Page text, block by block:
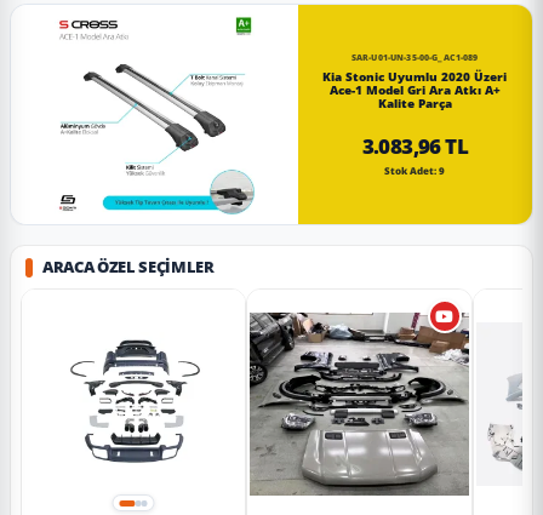
SAR-U01-UN-35-00-G_AC1-089
Kia Stonic Uyumlu 2020 Üzeri
Ace-1 Model Gri Ara Atkı A+
Kalite Parça
3.083,96 TL
Stok Adet: 9
ARACA ÖZEL SEÇIMLER